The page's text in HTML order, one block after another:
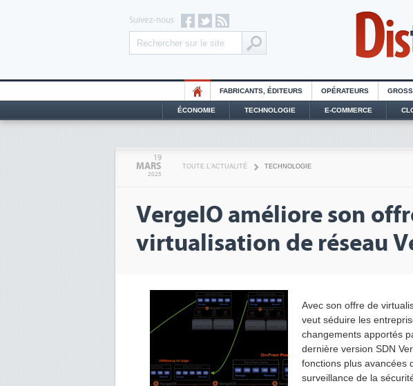
Suivez-nous
FABRICANTS, ÉDITEURS OPÉRATEURS
ÉCONOMIE TECHNOLOGIE E-COMMERCE
19
MARS
2025
TOUTE L'ACTUALITÉ TECHNOLOGIE
VergeIO améliore son
virtualisation de réseau
Avec son offre de
veut séduire les
changements apportés
dernière version SDN
fonctions plus avancées
surveillance de la